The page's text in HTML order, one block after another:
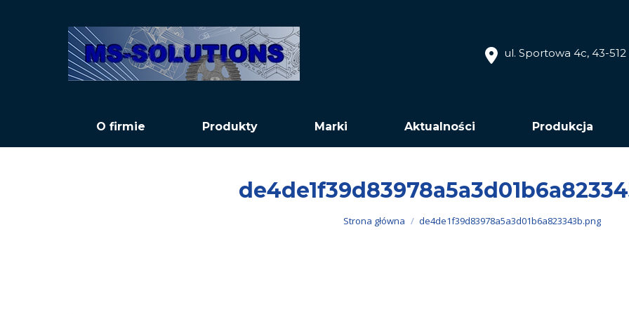
ul. Sportowa 4c, 43-
O firmie Produkty Marki Aktualności Produkcja
Jesteś tutaj:
Strona główna de4de1f39d83978a5a3d01b6a823343b.png